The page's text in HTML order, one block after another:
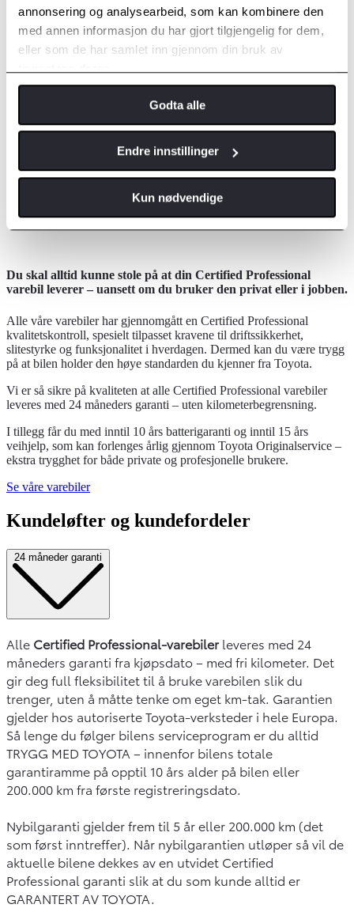
annonsering og analysearbeid, som kan kombinere den
med annen informasjon du har gjort tilgjengelig for dem,
eller som de har samlet inn gjennom din bruk av
Godta alle
Endre innstillinger
Kun nødvendige
Våre beste brukte varebiler
Du skal alltid kunne stole på at din Certified Professional
varebil leverer – uansett om du bruker den privat eller i jobben.
Alle våre varebiler har gjennomgått en Certified Professional
kvalitetskontroll, spesielt tilpasset kravene til driftssikkerhet,
slitestyrke og funksjonalitet i hverdagen. Dermed kan du være trygg
på at bilen holder den høye standarden du kjenner fra Toyota.
Vi er så sikre på kvaliteten at alle Certified Professional varebiler
leveres med 24 måneders garanti – uten kilometerbegrensning.
I tillegg får du med inntil 10 års batterigaranti og inntil 15 års
veihjelp, som kan forlenges årlig gjennom Toyota Originalservice –
ekstra trygghet for både private og profesjonelle brukere.
Se våre varebiler
Kundeløfter og kundefordeler
24 måneder garanti
Alle Certified Professional-varebilerleveres med 24
måneders garanti fra kjøpsdato – med fri kilometer. Det
gir deg full fleksibilitet til å bruke varebilen slik du
trenger, uten å måtte tenke om eget km-tak. Garantien
gjelder hos autoriserte Toyota-verksteder i hele Europa.
Så lenge du følger bilens serviceprogram er du alltid
TRYGG MED TOYOTA – innenfor bilens totale
garantiramme på opptil 10 års alder på bilen eller
200.000 km fra første registreringsdato.
Nybilgaranti gjelder frem til 5 år eller 200.000 km (det
som først inntreffer). Når nybilgarantien utløper så vil de
aktuelle bilene dekkes av en utvidet Certified
Professional garanti slik at du som kunde alltid er
GARANTERT AV TOYOTA.